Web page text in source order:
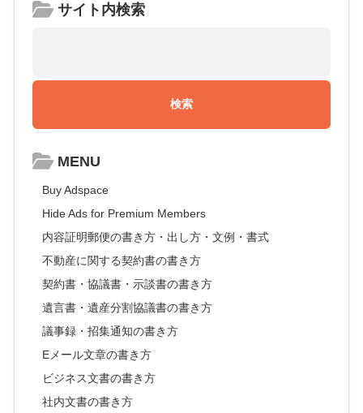
サイト内検索
MENU
Buy Adspace
Hide Ads for Premium Members
内容証明郵便の書き方・出し方・文例・書式
不動産に関する契約書の書き方
契約書・協議書・示談書の書き方
遺言書・遺産分割協議書の書き方
議事録・招集通知の書き方
Eメール文章の書き方
ビジネス文書の書き方
社内文書の書き方